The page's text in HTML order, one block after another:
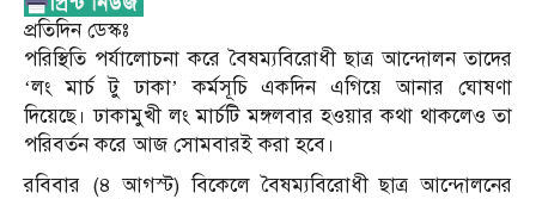
প্রতিদিন ডেস্কঃ
পরিস্থিতি পর্যালোচনা করে বৈষম্যবিরোধী ছাত্র আন্দোলন তাদের
‘লং মার্চ টু ঢাকা’ কর্মসূচি একদিন এগিয়ে আনার ঘোষণা
দিয়েছে। ঢাকামুখী লং মার্চটি মঙ্গলবার হওয়ার কথা থাকলেও তা
পরিবর্তন করে আজ সোমবারই করা হবে।
রবিবার (৪ আগস্ট) বিকেলে বৈষম্যবিরোধী ছাত্র আন্দোলনের